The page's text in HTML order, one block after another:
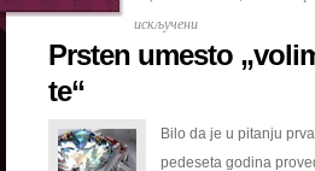
искљученина
Prsten
te“
Prsten umesto
te“
Bilo da je u pitanju
pedeseta godina